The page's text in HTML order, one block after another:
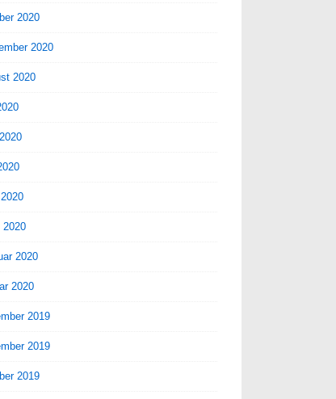
2020
2020
2020
2020
2020
2020
2019
2019
2019